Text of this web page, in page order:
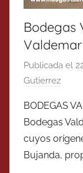
Bodegas
Publicada el
Gutierrez
BODEGAS
Bodegas
cuyos
Bujanda,